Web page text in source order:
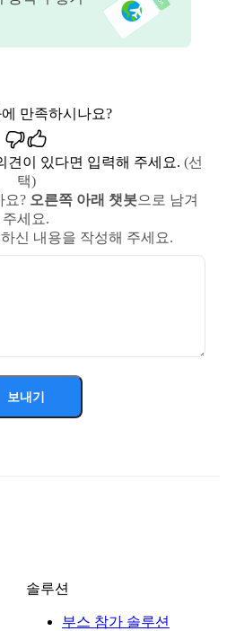
만족하시나요?
견이 있다면 입력해 주세요. (선
택)
요? 오른쪽 아래 챗봇으로 남겨
주세요.
신 내용을 작성해 주세요.
보내기
솔루션
부스 참가 솔루션